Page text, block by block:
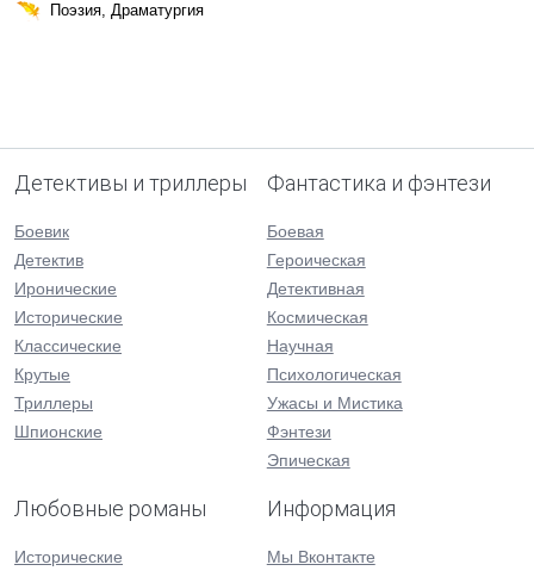
Поэзия, Драматургия
Детективы и триллеры
Боевик
Детектив
Иронические
Исторические
Классические
Крутые
Триллеры
Шпионские
Фантастика и фэнтези
Боевая
Героическая
Детективная
Космическая
Научная
Психологическая
Ужасы и Мистика
Фэнтези
Эпическая
Любовные романы
Исторические
Информация
Мы Вконтакте